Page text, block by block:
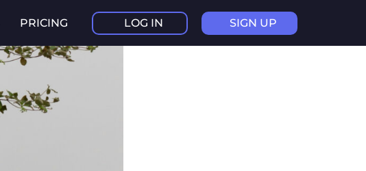
PRICING LOG IN SIGN UP